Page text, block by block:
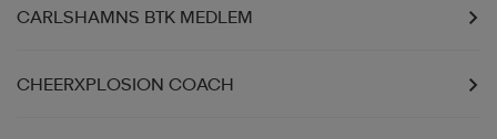
CARLSHAMNS BTK MEDLEM
CHEERXPLOSION COACH